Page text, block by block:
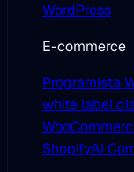
WordPress
E-commerce
Programista
white label
ShopifyAI